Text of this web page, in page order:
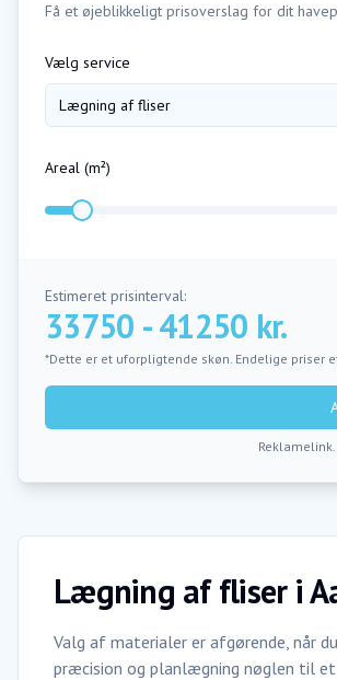
Få et øjeblikkeligt prisoverslag for dit
Vælg service
Lægning af fliser
Areal (m²)
Estimeret prisinterval:
33750 - 41250 kr.
*Dette er et uforpligtende skøn. Endelige priser
Lægning af fliser i
Valg af materialer er afgørende, når
præcision og planlægning nøglen til et